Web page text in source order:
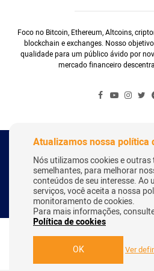
Foco no Bitcoin, Ethereum, Altcoins,
blockchain e exchanges. Nosso
qualidade para um público ávido por
mercado financeiro
Copyright Webitcoin 2018 - Todos
Desenvolvido por:
Atualizamos nossa política
Nós utilizamos cookies e
semelhantes, para melhorar
conteúdos de seu interesse. Ao
serviços, você aceita a nossa
monitoramento de cookies.
Para mais informações,
Política de cookies
OK Ver